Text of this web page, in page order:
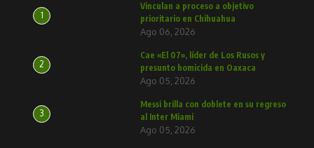
1
Vinculan a proceso a objetivo
prioritario en Chihuahua
Ago 06, 2026
2
Cae «El 07», líder de Los Rusos y
presunto homicida en Oaxaca
Ago 05, 2026
3
Messi brilla con doblete en su regreso
al Inter Miami
Ago 05, 2026